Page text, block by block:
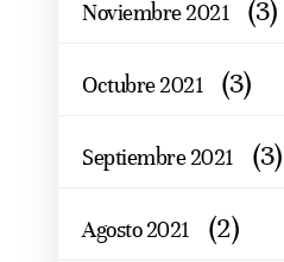
Noviembre 2021 (3)
Octubre 2021 (3)
Septiembre 2021 (3)
Agosto 2021 (2)